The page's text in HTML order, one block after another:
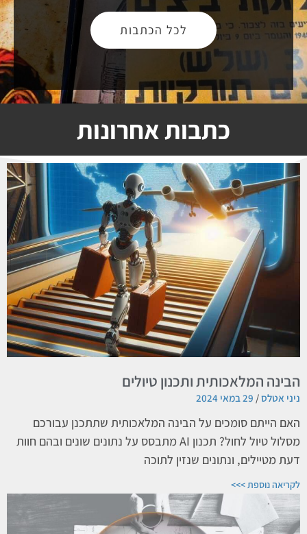
לכל הכתבות
כתבות אחרונות
הבינה המלאכותית ותכנון טיולים
ניני אטלס
האם הייתם סומכים על הבינה המלאכותית שתתכנן עבורכם
מסלול טיול לחול? תכנון AI מתבסס על נתונים שונים ובהם חוות
דעת מטיילים, ונתונים שנזין לתוכה
לקריאה נוספת >>>